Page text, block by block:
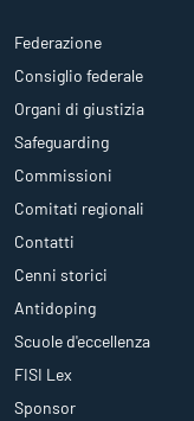
Federazione
Consiglio federale
Organi di giustizia
Safeguarding
Commissioni
Comitati regionali
Contatti
Cenni storici
Antidoping
Scuole d'eccellenza
FISI Lex
Sponsor